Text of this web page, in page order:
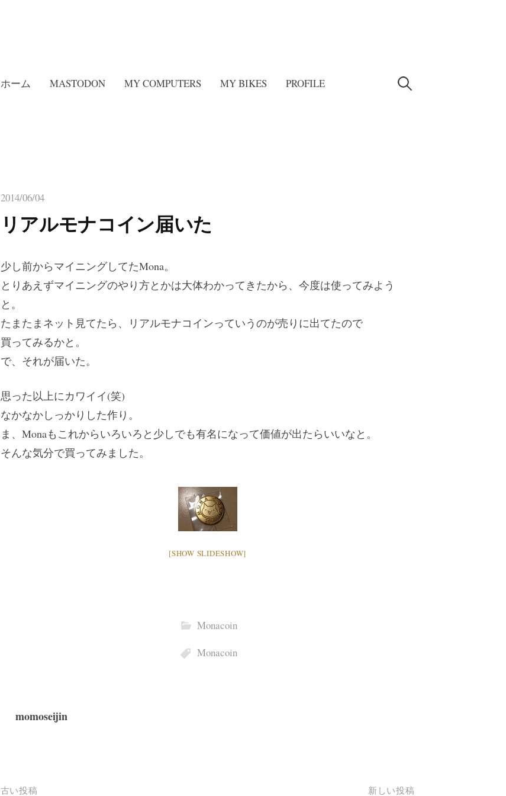
ホーム MASTODON MY COMPUTERS MY BIKES PROFILE 検
2014/06/04
リアルモナコイン届いた
少し前からマイニングしてたMona。
とりあえずマイニングのやり方とかは大体わかってきたから、今度は使ってみよう
と。
たまたまネット見てたら、リアルモナコインっていうのが売りに出てたので
買ってみるかと。
で、それが届いた。
思った以上にカワイイ(笑)
なかなかしっかりした作り。
ま、Monaもこれからいろいろと少しでも有名になって価値が出たらいいなと。
そんな気分で買ってみました。
[SHOW SLIDESHOW]
Monacoin
Monacoin
momoseijin
古い投稿 新しい投稿